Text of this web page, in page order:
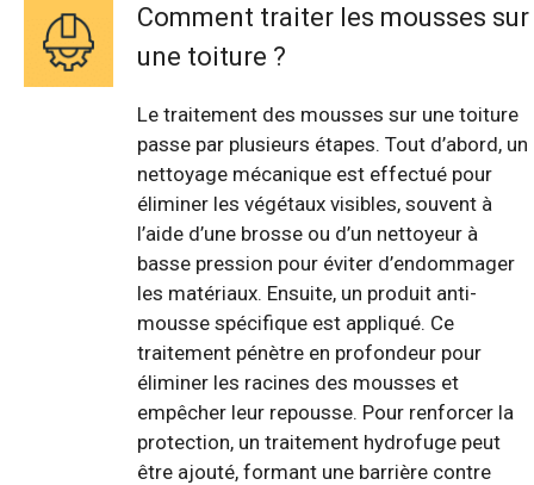
Comment traiter les mousses sur
une toiture ?
Le traitement des mousses sur une toiture
passe par plusieurs étapes. Tout d’abord, un
nettoyage mécanique est effectué pour
éliminer les végétaux visibles, souvent à
l’aide d’une brosse ou d’un nettoyeur à
basse pression pour éviter d’endommager
les matériaux. Ensuite, un produit anti-
mousse spécifique est appliqué. Ce
traitement pénètre en profondeur pour
éliminer les racines des mousses et
empêcher leur repousse. Pour renforcer la
protection, un traitement hydrofuge peut
être ajouté, formant une barrière contre